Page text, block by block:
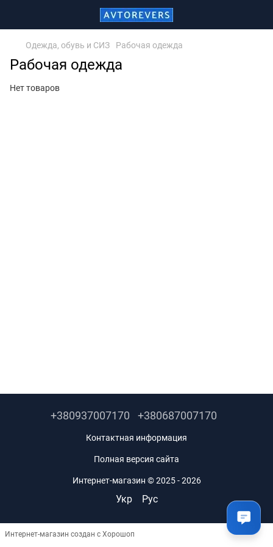
Одежда, обувь и СИЗ Рабочая одежда
Рабочая одежда
Нет товаров
+380937007170 +380687007170
Контактная информация
Полная версия сайта
Интернет-магазин © 2025 - 2026
Укр Рус
Интернет-магазин создан с Хорошоп